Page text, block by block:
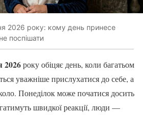
2026 року: кому день принесе
поспішати
2026року обіцяє день, коли багатьом
уважніше прислухатися до себе, а
Понеділок може початися досить
швидкої реакції, люди —